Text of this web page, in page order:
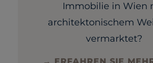
Immobilie in Wien
architektonischem
vermarktet?